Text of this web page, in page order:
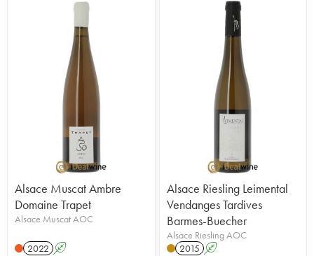
Alsace Muscat Ambre
Domaine Trapet
Alsace Muscat AOC
2022 A
Alsace Riesling Leimental
Vendanges Tardives
Barmes-Buecher
Alsace Riesling AOC
2015 A